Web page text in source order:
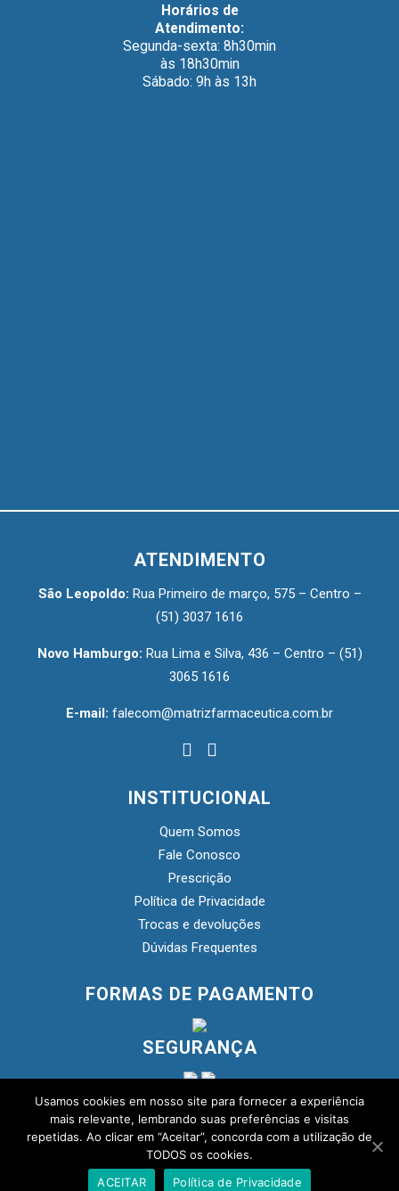
Horários de
Atendimento:
Segunda-sexta: 8h30min
às 18h30min
Sábado: 9h às 13h
ATENDIMENTO
São Leopoldo: Rua Primeiro de março, 575 – Centro –
(51) 3037 1616
Novo Hamburgo: Rua Lima e Silva, 436 – Centro – (51)
3065 1616
E-mail: falecom@matrizfarmaceutica.com.br
INSTITUCIONAL
Quem Somos
Fale Conosco
Prescrição
Política de Privacidade
Trocas e devoluções
Dúvidas Frequentes
FORMAS DE PAGAMENTO
SEGURANÇA
Matriz Farmácia de Manipulação
Virtual - CNPJ: 06.125.722/0001-59 | Todos os direitos reservados.
Usamos cookies em nosso site para fornecer a experiência
mais relevante, lembrando suas preferências e visitas
repetidas. Ao clicar em “Aceitar”, concorda com a utilização de
TODOS os cookies.
ACEITAR
Política de Privacidade